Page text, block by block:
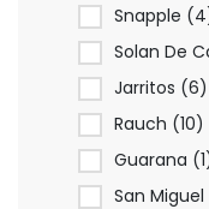
Snapple
Solan De
Jarritos (6)
Rauch (10)
Guarana
San Miguel